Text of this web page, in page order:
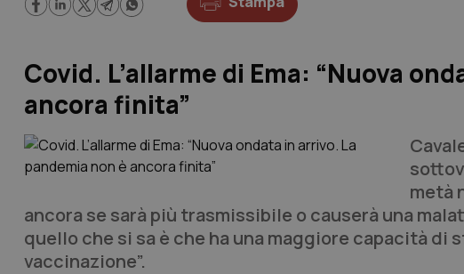
Covid. L’allarme di Ema: “Nuova
ancora finita”
metà
ancora se sarà più trasmissibile o causerà una
quello che si sa è che ha una maggiore capacità
vaccinazione”.